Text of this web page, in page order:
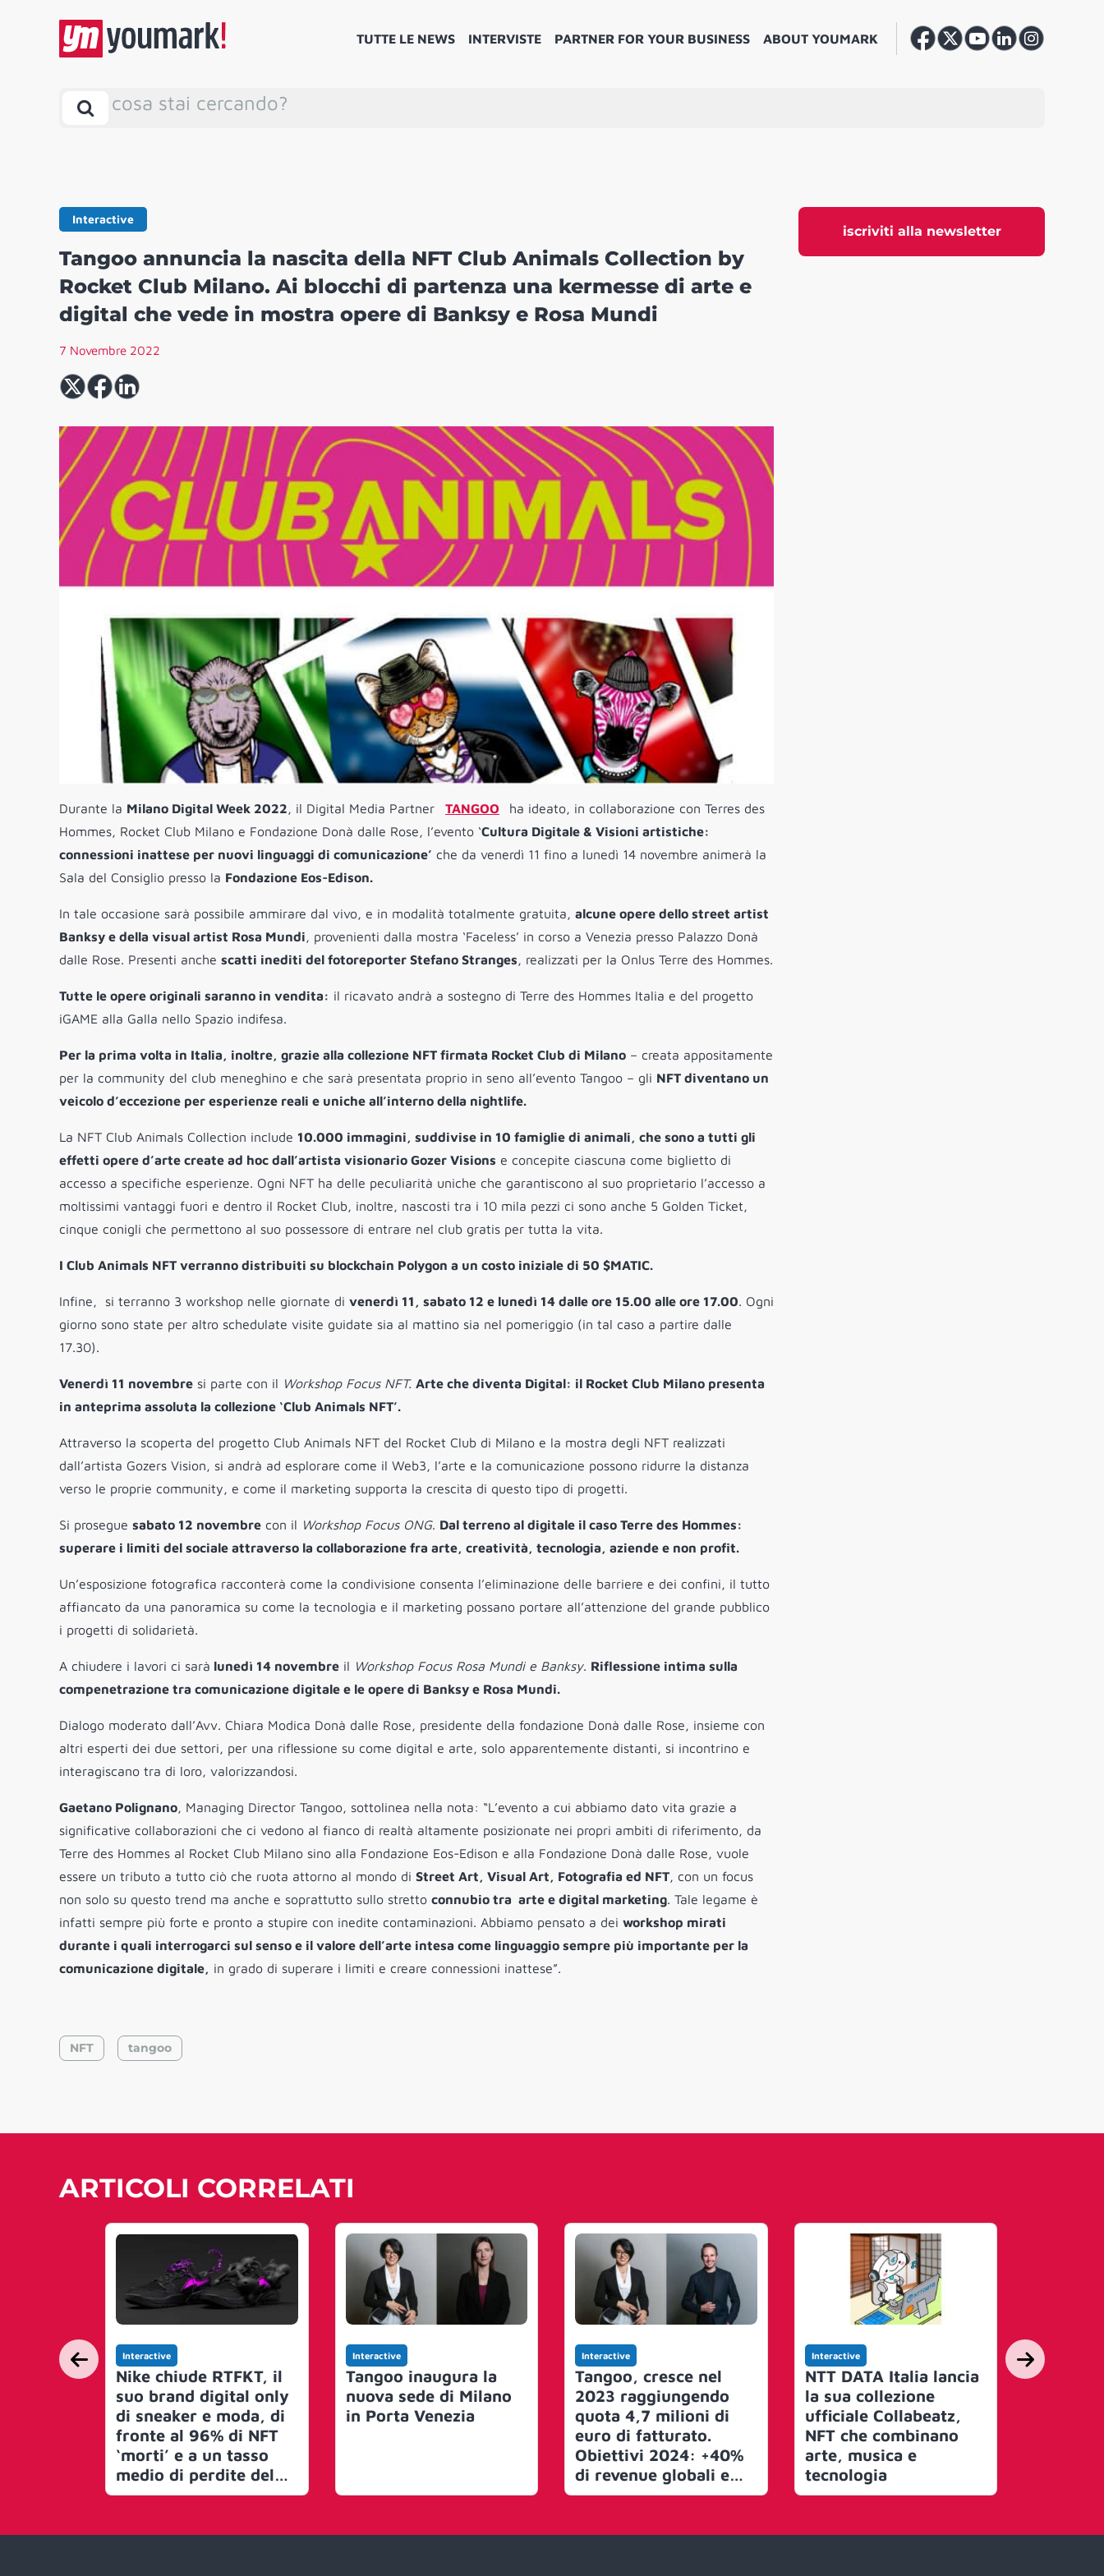
TUTTE LE NEWS INTERVISTE PARTNER FOR YOUR BUSINESS ABOUT YOUMARK
cosa stai cercando?
iscriviti alla newsletter
Interactive
Tangoo annuncia la nascita della NFT Club Animals Collection by
Rocket Club Milano. Ai blocchi di partenza una kermesse di arte e
digital che vede in mostra opere di Banksy e Rosa Mundi
7 Novembre 2022
Durante la Milano Digital Week 2022, il Digital Media Partner TANGOO
ha ideato, in collaborazione con Terres des
Hommes, Rocket Club Milano e Fondazione Donà dalle Rose, l’evento ‘Cultura Digitale & Visioni artistiche:
connessioni inattese per nuovi linguaggi di comunicazione’ che da venerdì 11 fino a lunedì 14 novembre animerà la
Sala del Consiglio presso la Fondazione Eos-Edison.
In tale occasione sarà possibile ammirare dal vivo, e in modalità totalmente gratuita, alcune opere dello street artist
Banksy e della visual artist Rosa Mundi, provenienti dalla mostra ‘Faceless’ in corso a Venezia presso Palazzo Donà
dalle Rose. Presenti anche scatti inediti del fotoreporter Stefano Stranges, realizzati per la Onlus Terre des Hommes.
Tutte le opere originali saranno in vendita: il ricavato andrà a sostegno di Terre des Hommes Italia e del progetto
iGAME alla Galla nello Spazio indifesa.
Per la prima volta in Italia, inoltre, grazie alla collezione NFT firmata Rocket Club di Milano – creata appositamente
per la community del club meneghino e che sarà presentata proprio in seno all’evento Tangoo – gli NFT diventano un
veicolo d’eccezione per esperienze reali e uniche all’interno della nightlife.
La NFT Club Animals Collection include 10.000 immagini, suddivise in 10 famiglie di animali, che sono a tutti gli
effetti opere d’arte create ad hoc dall’artista visionario Gozer Visions e concepite ciascuna come biglietto di
accesso a specifiche esperienze. Ogni NFT ha delle peculiarità uniche che garantiscono al suo proprietario l’accesso a
moltissimi vantaggi fuori e dentro il Rocket Club, inoltre, nascosti tra i 10 mila pezzi ci sono anche 5 Golden Ticket,
cinque conigli che permettono al suo possessore di entrare nel club gratis per tutta la vita.
I Club Animals NFT verranno distribuiti su blockchain Polygon a un costo iniziale di 50 $MATIC.
Infine, si terranno 3 workshop nelle giornate di venerdì 11, sabato 12 e lunedì 14 dalle ore 15.00 alle ore 17.00. Ogni
giorno sono state per altro schedulate visite guidate sia al mattino sia nel pomeriggio (in tal caso a partire dalle
17.30).
Venerdì 11 novembre si parte con il Workshop Focus NFT. Arte che diventa Digital: il Rocket Club Milano presenta
in anteprima assoluta la collezione ‘Club Animals NFT’.
Attraverso la scoperta del progetto Club Animals NFT del Rocket Club di Milano e la mostra degli NFT realizzati
dall’artista Gozers Vision, si andrà ad esplorare come il Web3, l’arte e la comunicazione possono ridurre la distanza
verso le proprie community, e come il marketing supporta la crescita di questo tipo di progetti.
Si prosegue sabato 12 novembre con il Workshop Focus ONG. Dal terreno al digitale il caso Terre des Hommes:
superare i limiti del sociale attraverso la collaborazione fra arte, creatività, tecnologia, aziende e non profit.
Un’esposizione fotografica racconterà come la condivisione consenta l’eliminazione delle barriere e dei confini, il tutto
affiancato da una panoramica su come la tecnologia e il marketing possano portare all’attenzione del grande pubblico
i progetti di solidarietà.
A chiudere i lavori ci sarà lunedì 14 novembre il Workshop Focus Rosa Mundi e Banksy. Riflessione intima sulla
compenetrazione tra comunicazione digitale e le opere di Banksy e Rosa Mundi.
Dialogo moderato dall’Avv. Chiara Modica Donà dalle Rose, presidente della fondazione Donà dalle Rose, insieme con
altri esperti dei due settori, per una riflessione su come digital e arte, solo apparentemente distanti, si incontrino e
interagiscano tra di loro, valorizzandosi.
Gaetano Polignano, Managing Director Tangoo, sottolinea nella nota: “L’evento a cui abbiamo dato vita grazie a
significative collaborazioni che ci vedono al fianco di realtà altamente posizionate nei propri ambiti di riferimento, da
Terre des Hommes al Rocket Club Milano sino alla Fondazione Eos-Edison e alla Fondazione Donà dalle Rose, vuole
essere un tributo a tutto ciò che ruota attorno al mondo di Street Art, Visual Art, Fotografia ed NFT, con un focus
non solo su questo trend ma anche e soprattutto sullo stretto connubio tra arte e digital marketing. Tale legame è
infatti sempre più forte e pronto a stupire con inedite contaminazioni. Abbiamo pensato a dei workshop mirati
durante i quali interrogarci sul senso e il valore dell’arte intesa come linguaggio sempre più importante per la
comunicazione digitale, in grado di superare i limiti e creare connessioni inattese”.
NFT tangoo
ARTICOLI CORRELATI
Interactive
Nike chiude RTFKT, il
suo brand digital only
di sneaker e moda, di
fronte al 96% di NFT
‘morti’ e a un tasso
medio di perdite del
95%
Interactive
Tangoo inaugura la
nuova sede di Milano
in Porta Venezia
Interactive
Tangoo, cresce nel
2023 raggiungendo
quota 4,7 milioni di
euro di fatturato.
Obiettivi 2024: +40%
di revenue globali e
focus su performance
programmatic. Nuovo
Interactive
NTT DATA Italia lancia
la sua collezione
ufficiale Collabeatz,
NFT che combinano
arte, musica e
tecnologia
Interactive